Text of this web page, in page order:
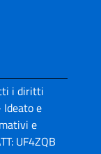
i diritti
e
e
UF4ZQB